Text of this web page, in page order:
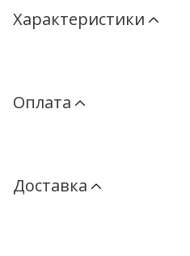
Характеристики
Оплата
Доставка